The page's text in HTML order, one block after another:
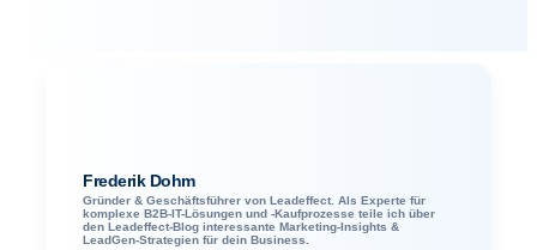
Frederik Dohm
Gründer & Geschäftsführer von Leadeffect. Als Experte für
komplexe B2B-IT-Lösungen und -Kaufprozesse teile ich über
den Leadeffect-Blog interessante Marketing-Insights &
LeadGen-Strategien für dein Business.